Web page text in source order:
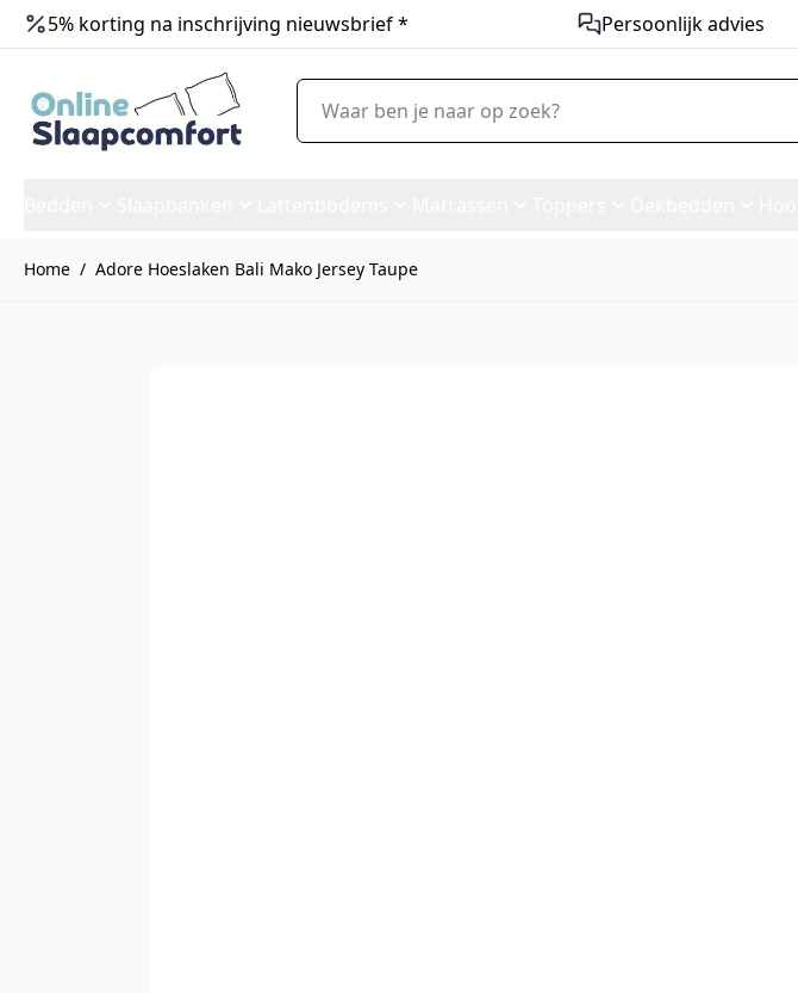
5% korting na inschrijving nieuwsbrief * Persoonlijk advies
Waar ben je naar op zoek?
Home / Adore Hoeslaken Bali Mako Jersey Taupe